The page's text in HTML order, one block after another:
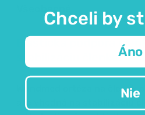
Všeobecné
Elastická podpora
stabilizáciu členku.
Wundmed ortéza na členok
Chceli by
Áno
Nie